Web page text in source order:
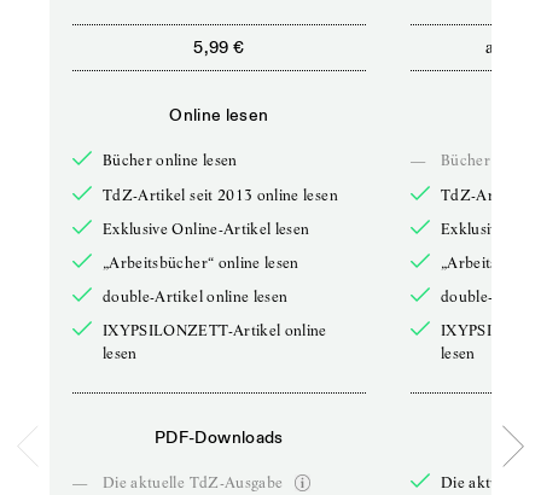
5,99 €
Online lesen
Bücher online lesen
TdZ-Artikel seit 2013 online lesen
Exklusive Online-Artikel lesen
„Arbeitsbücher“ online lesen
double-Artikel online lesen
IXYPSILONZETT-Artikel online
lesen
PDF-Downloads
—
Die aktuelle TdZ-Ausgabe
ab
—
Bücher online
TdZ-Artikel
Exklusive
double-
lesen
Die aktuelle